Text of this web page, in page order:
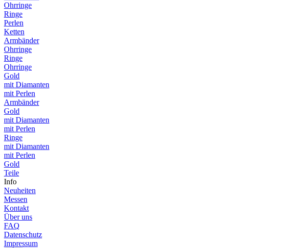
Ohrringe
Ringe
Perlen
Ketten
Armbänder
Ohrringe
Ringe
Ohrringe
Gold
mit Diamanten
mit Perlen
Armbänder
Gold
mit Diamanten
mit Perlen
Ringe
mit Diamanten
mit Perlen
Gold
Teile
Info
Neuheiten
Messen
Kontakt
Über uns
FAQ
Datenschutz
Impressum